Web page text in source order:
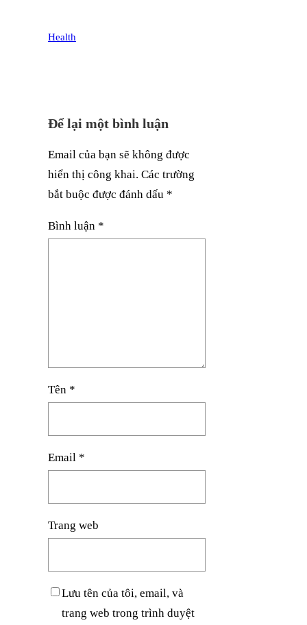
Health
Để lại một bình luận
Email của bạn sẽ không được
hiển thị công khai. Các trường
bắt buộc được đánh dấu *
Bình luận *
Tên *
Email *
Trang web
Lưu tên của tôi, email, và
trang web trong trình duyệt